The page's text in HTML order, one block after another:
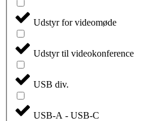
Udstyr for videomøde
Udstyr til videokonference
USB div.
USB-A - USB-C